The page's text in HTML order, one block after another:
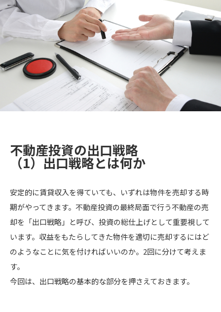
不動産投資の出口戦略
（1）出口戦略とは何か
安定的に賃貸収入を得ていても、いずれは物件を売却する時
期がやってきます。不動産投資の最終局面で行う不動産の売
却を「出口戦略」と呼び、投資の総仕上げとして重要視して
います。収益をもたらしてきた物件を適切に売却するにはど
のようなことに気を付ければいいのか。2回に分けて考えま
す。
今回は、出口戦略の基本的な部分を押さえておきます。